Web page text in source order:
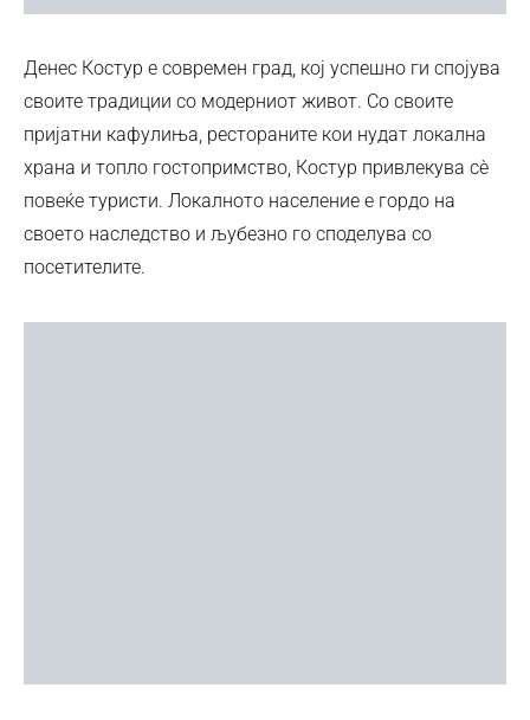
Денес Костур е современ град, кој успешно ги спојува
своите традиции со модерниот живот. Со своите
пријатни кафулиња, рестораните кои нудат локална
храна и топло гостопримство, Костур привлекува сè
повеќе туристи. Локалното население е гордо на
своето наследство и љубезно го споделува со
посетителите.